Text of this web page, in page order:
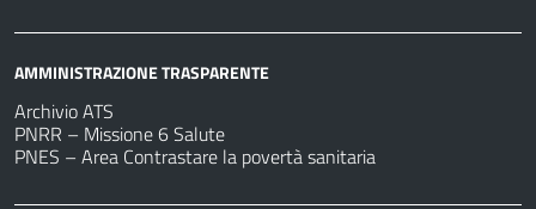
AMMINISTRAZIONE TRASPARENTE
Archivio ATS
PNRR – Missione 6 Salute
PNES – Area Contrastare la povertà sanitaria